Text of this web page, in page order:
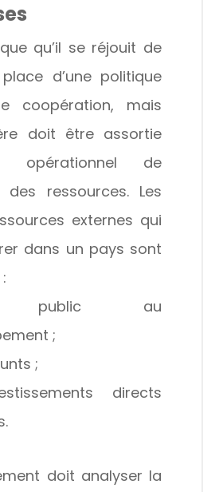
qu’il se réjouit de
d’une politique
coopération, mais
doit être assortie
opérationnel de
des ressources. Les
externes qui
dans un pays sont
public au
;
;
directs
doit analyser la